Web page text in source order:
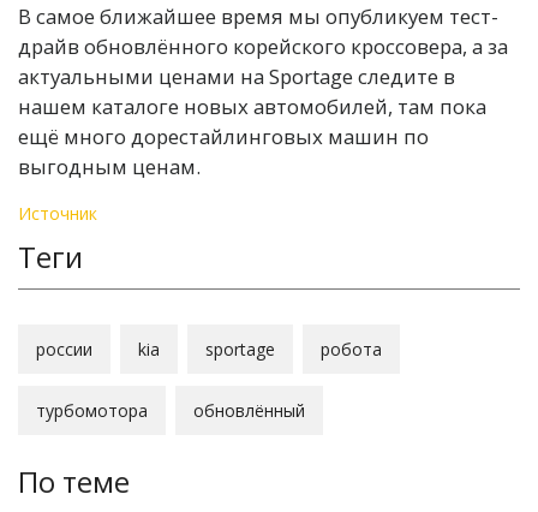
В самое ближайшее время мы опубликуем тест-
драйв обновлённого корейского кроссовера, а за
актуальными ценами на Sportage следите в
нашем каталоге новых автомобилей, там пока
ещё много дорестайлинговых машин по
выгодным ценам.
Источник
Теги
россии kia sportage робота
турбомотора обновлённый
По теме